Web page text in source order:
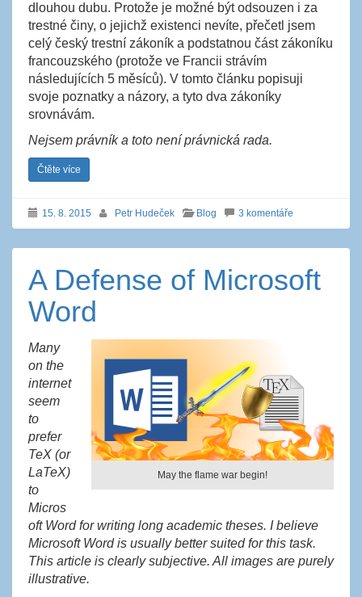
dlouhou dubu. Protože je možné být odsouzen i za
trestné činy, o jejichž existenci nevíte, přečetl jsem
celý český trestní zákoník a podstatnou část zákoníku
francouzského (protože ve Francii strávím
následujících 5 měsíců). V tomto článku popisuji
svoje poznatky a názory, a tyto dva zákoníky
srovnávám.
Nejsem právník a toto není právnická rada.
Čtěte více
15. 8. 2015 Petr Hudeček Blog 3 komentáře
A Defense of Microsoft
Word
May the flame war begin!
Many
on the
internet
seem
to
prefer
TeX (or
LaTeX)
to
Micros
oft Word for writing long academic theses. I believe
Microsoft Word is usually better suited for this task.
This article is clearly subjective. All images are purely
illustrative.